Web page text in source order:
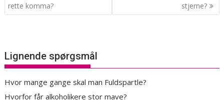
rette komma?
stjerne?
Lignende spørgsmål
Hvor mange gange skal man Fuldspartle?
Hvorfor får alkoholikere stor mave?